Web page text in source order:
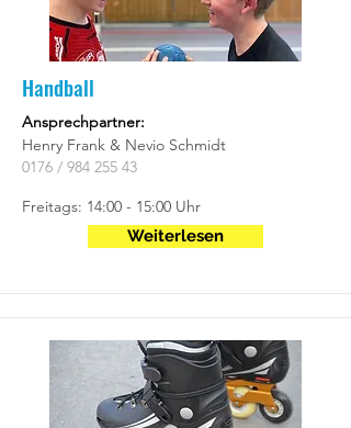
Handball
Ansprechpartner:
Henry Frank & Nevio Schmidt
0176 / 984 255 43
Freitags: 14:00 - 15:00 Uhr
Weiterlesen